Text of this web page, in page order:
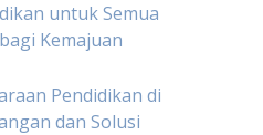
untuk Semua
Kemajuan
Pendidikan di
dan Solusi